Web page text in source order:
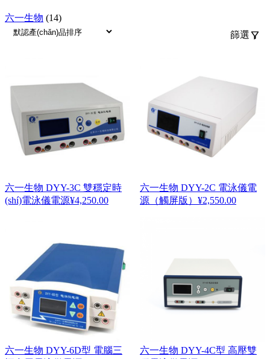
六一生物 (14)
篩選
六一生物 DYY-3C 雙穩定時
(shí)電泳儀電源¥4,250.00
六一生物 DYY-2C 電泳儀電
源（觸屏版） ¥2,550.00
六一生物 DYY-6D型 電腦三
六一生物 DYY-4C型 高壓雙